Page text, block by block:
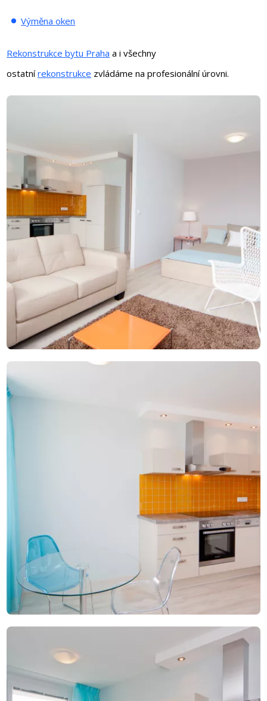
Výměna oken
Rekonstrukce bytu Praha a i všechny
ostatnírekonstrukce zvládáme na profesionální úrovni.